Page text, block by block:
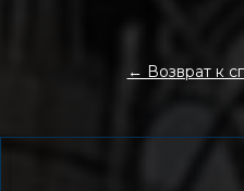
← Возврат к